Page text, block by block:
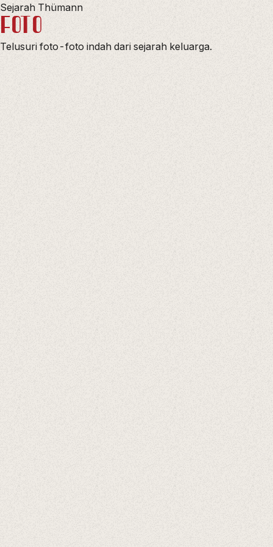
Sejarah Thümann
FOTO
Telusuri foto-foto indah dari sejarah keluarga.